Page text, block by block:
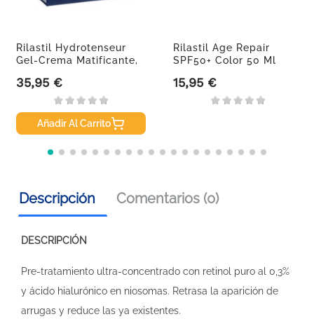
Rilastil Hydrotenseur
Gel-Crema Matificante,
Precio
35,95 €
Añadir Al Carrito
Rilastil Age Repair
SPF50+ Color 50 Ml
Precio
15,95 €
Descripción Comentarios (0)
DESCRIPCIÓN
Pre-tratamiento ultra-concentrado con retinol puro al 0,3%
y ácido hialurónico en niosomas. Retrasa la aparición de
arrugas y reduce las ya existentes.